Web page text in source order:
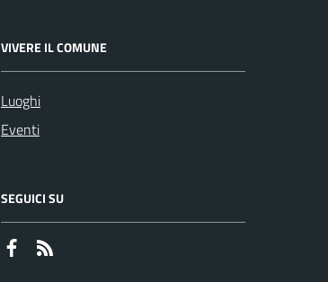
VIVERE IL COMUNE
Luoghi
Eventi
SEGUICI SU